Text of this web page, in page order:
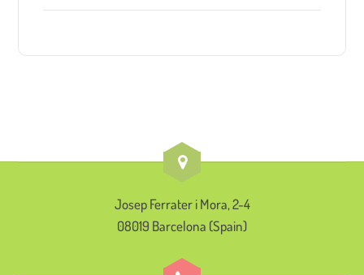
Josep Ferrater i Mora, 2-4
08019 Barcelona (Spain)